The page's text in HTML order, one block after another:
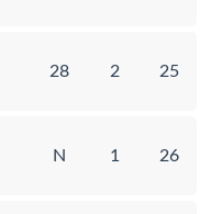
28 2 25
N 1 26